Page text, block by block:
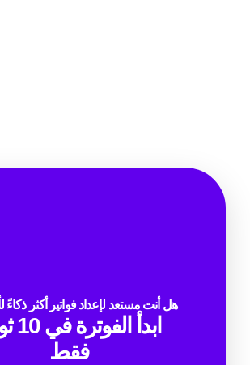
هل أنت مستعد لإعداد فواتير أكثر ذكاءً
ابدأ
فقط